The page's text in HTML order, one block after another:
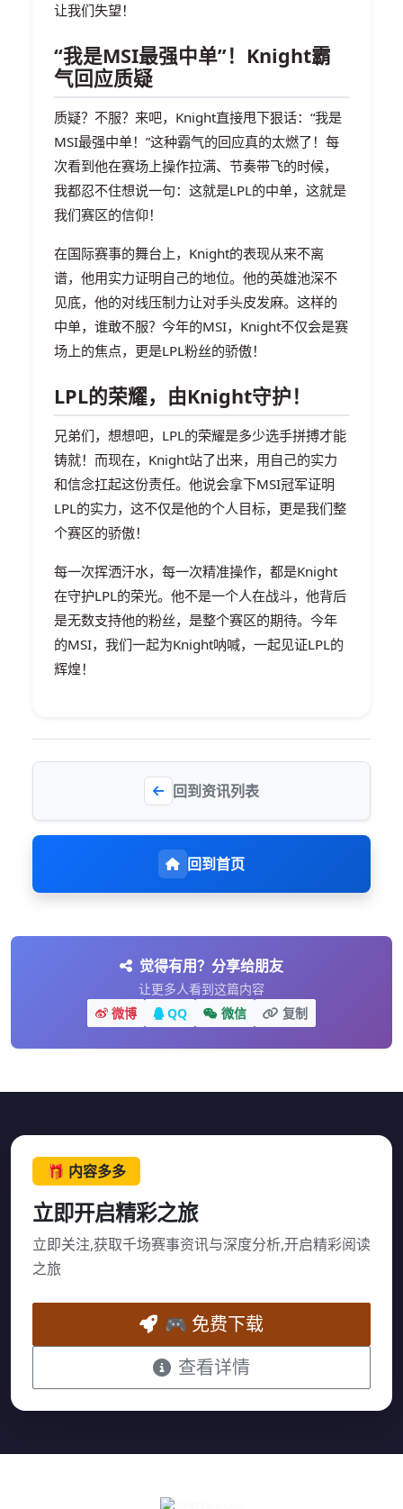
让我们失望！
“我是MSI最强中单”！Knight霸
气回应质疑
质疑？不服？来吧，Knight直接甩下狠话：“我是
MSI最强中单！”这种霸气的回应真的太燃了！每
次看到他在赛场上操作拉满、节奏带飞的时候，
我都忍不住想说一句：这就是LPL的中单，这就是
我们赛区的信仰！
在国际赛事的舞台上，Knight的表现从来不离
谱，他用实力证明自己的地位。他的英雄池深不
见底，他的对线压制力让对手头皮发麻。这样的
中单，谁敢不服？今年的MSI，Knight不仅会是赛
场上的焦点，更是LPL粉丝的骄傲！
LPL的荣耀，由Knight守护！
兄弟们，想想吧，LPL的荣耀是多少选手拼搏才能
铸就！而现在，Knight站了出来，用自己的实力
和信念扛起这份责任。他说会拿下MSI冠军证明
LPL的实力，这不仅是他的个人目标，更是我们整
个赛区的骄傲！
每一次挥洒汗水，每一次精准操作，都是Knight
在守护LPL的荣光。他不是一个人在战斗，他背后
是无数支持他的粉丝，是整个赛区的期待。今年
的MSI，我们一起为Knight呐喊，一起见证LPL的
辉煌！
回到资讯列表
回到首页
觉得有用？分享给朋友
让更多人看到这篇内容
微博
QQ 微信 复制
🎁 内容多多
立即开启精彩之旅
立即关注,获取千场赛事资讯与深度分析,开启精彩阅读
之旅
🎮 免费下载
查看详情